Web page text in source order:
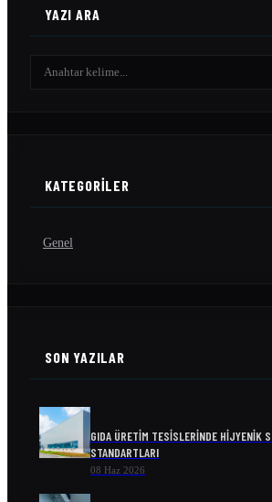
YAZI ARA
KATEGORILER
Genel
SON YAZILAR
GIDA ÜRETIM TESISLERINDE HIJYENIK
STANDARTLARI
08 Haz 2026